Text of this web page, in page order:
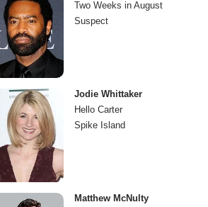
Two Weeks in August
Suspect
Jodie Whittaker
Hello Carter
Spike Island
Matthew McNulty